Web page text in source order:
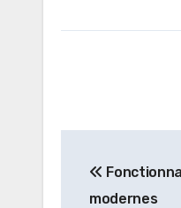
modernes